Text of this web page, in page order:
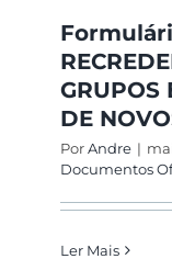
GRUPOS
DE
PorAndre |
Documentos
Ler Mais